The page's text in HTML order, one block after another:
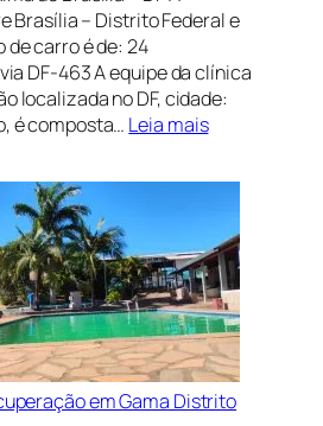
Brasília – Distrito Federal e
de carro é de: 24
DF-463 A equipe da clínica
localizada no DF, cidade:
é composta… Leia mais:
DE
EM
NOVO
GAMA
DISTRITO
FEDERAL
E
GOIÁS
PRÓXIMO
em Gama Distrito